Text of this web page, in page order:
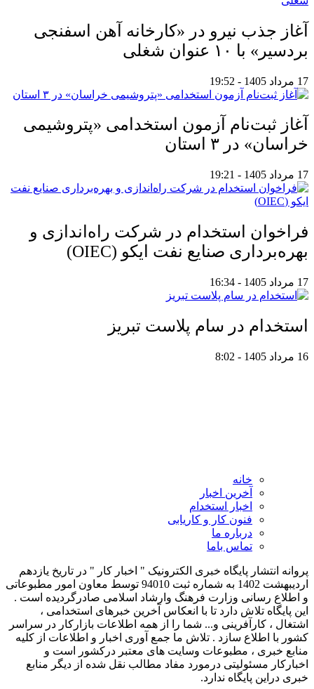
آغاز جذب نیرو در «کارخانه آهن اسفنجی
بردسیر» با ۱۰ عنوان شغلی
17 مرداد 1405 - 19:52
آغاز ثبت‌نام آزمون استخدامی «پتروشیمی
خراسان» در ۳ استان
17 مرداد 1405 - 19:21
فراخوان استخدام در شرکت راه‌اندازی و
بهره‌برداری صنایع نفت ایکو (OIEC)
17 مرداد 1405 - 16:34
استخدام در سام پلاست تبریز
16 مرداد 1405 - 8:02
خانه
آخرین اخبار
اخبار استخدام
فنون کار و کاریابی
درباره ما
تماس باما
پروانه انتشار پایگاه خبری الکترونیک " اخبار کار " در تاریخ یازدهم
اردیبهشت 1402 به شماره ثبت 94010 توسط معاون امور مطبوعاتی
و اطلاع رسانی وزارت فرهنگ وارشاد اسلامی صادرگردیده است .
این پایگاه تلاش دارد تا با انعکاس آخرین خبرهای استخدامی ،
اشتغال ، کارآفرینی و... شما را از همه اطلاعات بازارکار در سراسر
کشور با اطلاع سازد . تلاش ما جمع آوری اخبار و اطلاعات از کلیه
منابع خبری ، مطبوعات وسایت های معتبر درکشور است و
اخبارکار مسئولیتی درمورد مفاد مطالب نقل شده از دیگر منابع
خبری دراین پایگاه ندارد.